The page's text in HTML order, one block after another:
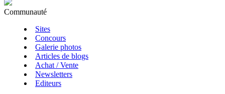
Communauté
Sites
Concours
Galerie photos
Articles de blogs
Achat / Vente
Newsletters
Editeurs